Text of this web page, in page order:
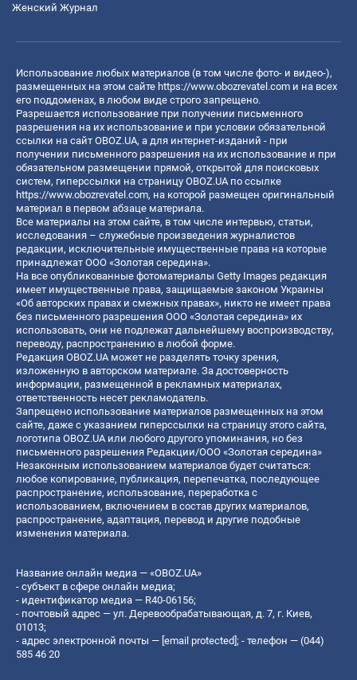
Женский Журнал
Использование любых материалов (в том числе фото- и видео-),
размещенных на этом сайте https://www.obozrevatel.com и на всех
его поддоменах, в любом виде строго запрещено.
Разрешается использование при получении письменного
разрешения на их использование и при условии обязательной
ссылки на сайт OBOZ.UA, а для интернет-изданий - при
получении письменного разрешения на их использование и при
обязательном размещении прямой, открытой для поисковых
систем, гиперссылки на страницу OBOZ.UA по ссылке
https://www.obozrevatel.com, на которой размещен оригинальный
материал в первом абзаце материала.
Все материалы на этом сайте, в том числе интервью, статьи,
исследования – служебные произведения журналистов
редакции, исключительные имущественные права на которые
принадлежат ООО «Золотая середина».
На все опубликованные фотоматериалы Getty Images редакция
имеет имущественные права, защищаемые законом Украины
«Об авторских правах и смежных правах», никто не имеет права
без письменного разрешения ООО «Золотая середина» их
использовать, они не подлежат дальнейшему воспроизводству,
переводу, распространению в любой форме.
Редакция OBOZ.UA может не разделять точку зрения,
изложенную в авторском материале. За достоверность
информации, размещенной в рекламных материалах,
ответственность несет рекламодатель.
Запрещено использование материалов размещенных на этом
сайте, даже с указанием гиперссылки на страницу этого сайта,
логотипа OBOZ.UA или любого другого упоминания, но без
письменного разрешения Редакции/ООО «Золотая середина»
Незаконным использованием материалов будет считаться:
любое копирование, публикация, перепечатка, последующее
распространение, использование, переработка с
использованием, включением в состав других материалов,
распространение, адаптация, перевод и другие подобные
изменения материала.
Название онлайн медиа — «OBOZ.UA»
- субъект в сфере онлайн медиа;
- идентификатор медиа — R40-06156;
- почтовый адрес — ул. Деревообрабатывающая, д. 7, г. Киев,
01013;
- адрес электронной почты — [email protected]; - телефон — (044)
585 46 20